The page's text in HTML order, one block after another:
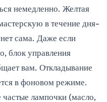
немедленно. Желтая
в течение дня-
сама. Даже если
блок управления
вам. Откладывание
в фоновом режиме.
лампочки (масло,